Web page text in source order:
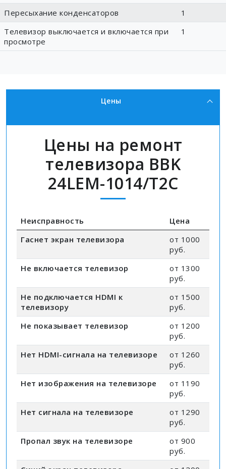
Пересыхание конденсаторов
1
Телевизор выключается и включается при
просмотре
1
Цены
Цены на ремонт
телевизора BBK
24LEM-1014/T2C
Неисправность
Цена
Гаснет экран телевизора
от 1000
руб.
Не включается телевизор
от 1300
руб.
Не подключается HDMI к
телевизору
от 1500
руб.
Не показывает телевизор
от 1200
руб.
Нет HDMI-сигнала на телевизоре
от 1260
руб.
Нет изображения на телевизоре
от 1190
руб.
Нет сигнала на телевизоре
от 1290
руб.
Пропал звук на телевизоре
от 900
руб.